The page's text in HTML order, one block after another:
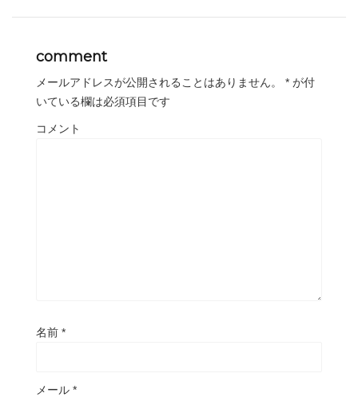
comment
メールアドレスが公開されることはありません。 * が付
いている欄は必須項目です
コメント
名前 *
メール *